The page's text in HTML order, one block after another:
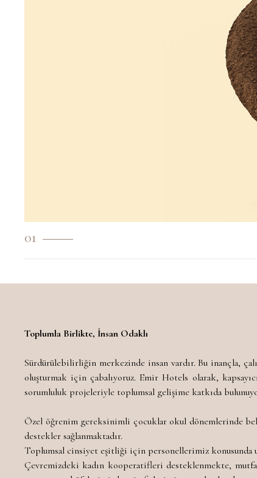
01
Toplumla Birlikte, İnsan Odaklı
Sürdürülebilirliğin merkezinde insan vardır. Bu inançla,
oluşturmak için çabalıyoruz. Emir Hotels olarak,
sorumluluk projeleriyle toplumsal gelişime katkıda
Özel öğrenim gereksinimli çocuklar okul dönemlerinde
destekler sağlanmaktadır.
Toplumsal cinsiyet eşitliği için personellerimiz konusunda
Çevremizdeki kadın kooperatifleri desteklenmekte,